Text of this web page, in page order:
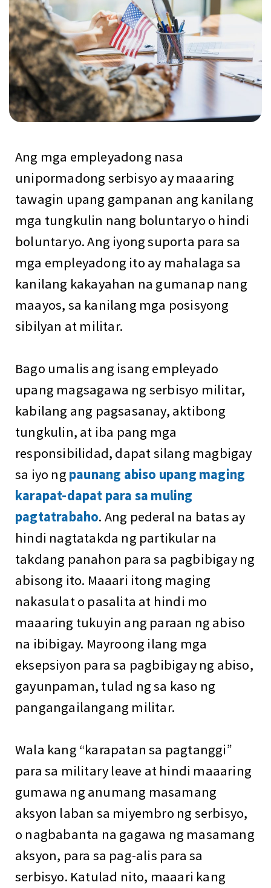
Ang mga empleyadong nasa
unipormadong serbisyo ay maaaring
tawagin upang gampanan ang kanilang
mga tungkulin nang boluntaryo o hindi
boluntaryo. Ang iyong suporta para sa
mga empleyadong ito ay mahalaga sa
kanilang kakayahan na gumanap nang
maayos, sa kanilang mga posisyong
sibilyan at militar.
Bago umalis ang isang empleyado
upang magsagawa ng serbisyo militar,
kabilang ang pagsasanay, aktibong
tungkulin, at iba pang mga
responsibilidad, dapat silang magbigay
sa iyo ng paunang abiso upang maging
karapat-dapat para sa muling
pagtatrabaho. Ang pederal na batas ay
hindi nagtatakda ng partikular na
takdang panahon para sa pagbibigay ng
abisong ito. Maaari itong maging
nakasulat o pasalita at hindi mo
maaaring tukuyin ang paraan ng abiso
na ibibigay. Mayroong ilang mga
eksepsiyon para sa pagbibigay ng abiso,
gayunpaman, tulad ng sa kaso ng
pangangailangang militar.
Wala kang “karapatan sa pagtanggi”
para sa military leave at hindi maaaring
gumawa ng anumang masamang
aksyon laban sa miyembro ng serbisyo,
o nagbabanta na gagawa ng masamang
aksyon, para sa pag-alis para sa
serbisyo. Katulad nito, maaari kang